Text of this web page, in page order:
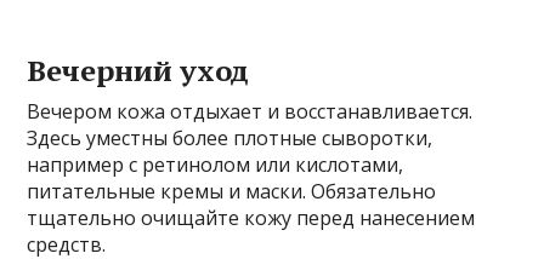
Вечерний уход
Вечером кожа отдыхает и восстанавливается.
Здесь уместны более плотные сыворотки,
например с ретинолом или кислотами,
питательные кремы и маски. Обязательно
тщательно очищайте кожу перед нанесением
средств.